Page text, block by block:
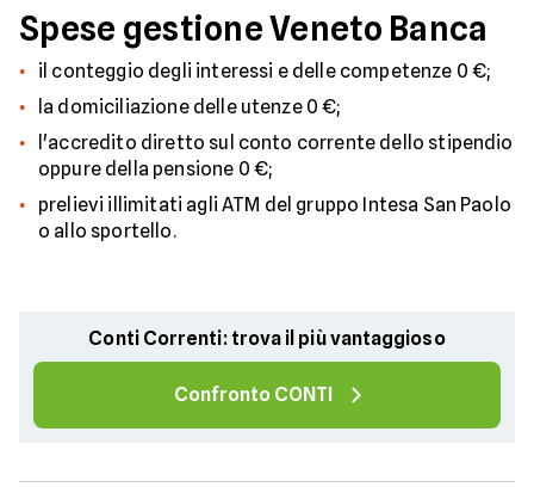
Spese gestione Veneto Banca
il conteggio degli interessi e delle competenze 0 €;
la domiciliazione delle utenze 0 €;
l'accredito diretto sul conto corrente dello stipendio
oppure della pensione 0 €;
prelievi illimitati agli ATM del gruppo Intesa San Paolo
o allo sportello.
Conti Correnti: trova il più vantaggioso
Confronto CONTI